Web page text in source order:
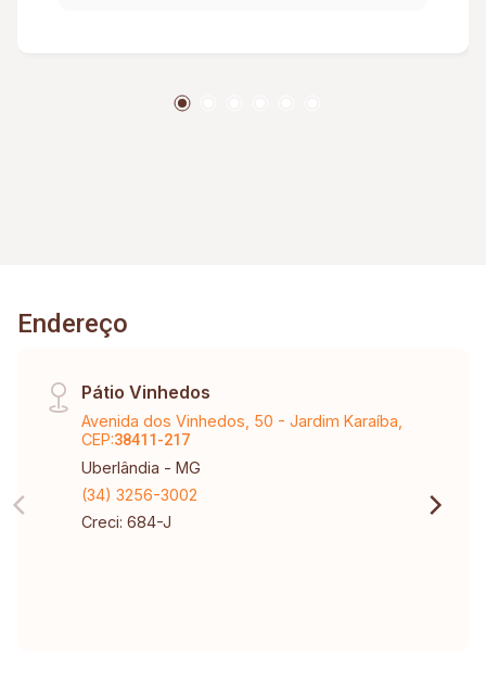
Endereço
Pátio Vinhedos
Avenida dos Vinhedos, 50 - Jardim Karaíba,
CEP:38411-217
Uberlândia - MG
(34) 3256-3002
Creci: 684-J